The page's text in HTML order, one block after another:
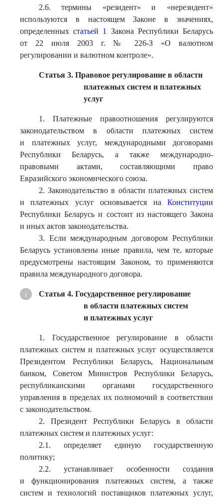
2.6. термины «резидент» и «нерезидент»
используются в настоящем Законе в значениях,
определенныхстатьей 1
Закона Республики Беларусь
от 22 июля 2003 г. № 226-З «О валютном
регулировании и валютном контроле».
Статья 3. Правовое регулирование в области
платежных систем и платежных
услуг
1. Платежные правоотношения регулируются
законодательством в области платежных систем
и платежных услуг, международными договорами
Республики Беларусь, а также международно-
правовыми актами, составляющими право
Евразийского экономического союза.
2. Законодательство в области платежных систем
и платежных услуг основывается на Конституции
Республики Беларусь и состоит из настоящего Закона
и иных актов законодательства.
3. Если международным договором Республики
Беларусь установлены иные правила, чем те, которые
предусмотрены настоящим Законом, то применяются
правила международного договора.
Статья 4. Государственное регулирование
в области платежных систем
и платежных услуг
1. Государственное регулирование в области
платежных систем и платежных услуг осуществляется
Президентом Республики Беларусь, Национальным
банком, Советом Министров Республики Беларусь,
республиканскими органами государственного
управления в пределах их полномочий в соответствии
с законодательством.
2. Президент Республики Беларусь в области
платежных систем и платежных услуг:
2.1. определяет единую государственную
политику;
2.2. устанавливает особенности создания
и функционирования платежных систем, а также
систем и технологий поставщиков платежных услуг,